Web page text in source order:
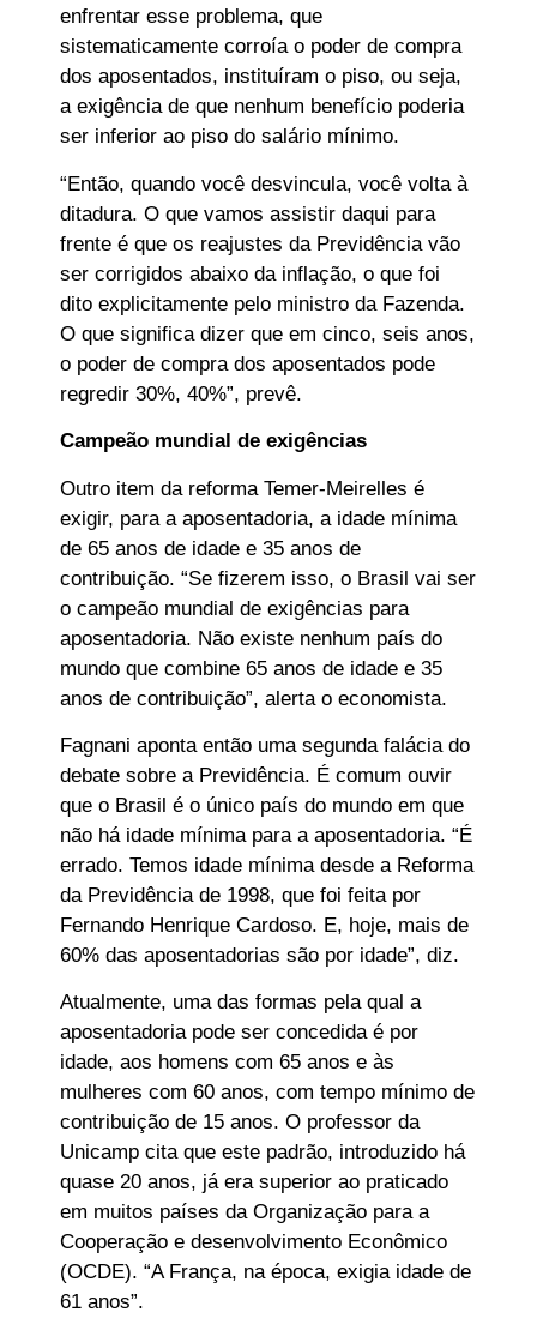
enfrentar esse problema, que
sistematicamente corroía o poder de compra
dos aposentados, instituíram o piso, ou seja,
a exigência de que nenhum benefício poderia
ser inferior ao piso do salário mínimo.
“Então, quando você desvincula, você volta à
ditadura. O que vamos assistir daqui para
frente é que os reajustes da Previdência vão
ser corrigidos abaixo da inflação, o que foi
dito explicitamente pelo ministro da Fazenda.
O que significa dizer que em cinco, seis anos,
o poder de compra dos aposentados pode
regredir 30%, 40%”, prevê.
Campeão mundial de exigências
Outro item da reforma Temer-Meirelles é
exigir, para a aposentadoria, a idade mínima
de 65 anos de idade e 35 anos de
contribuição. “Se fizerem isso, o Brasil vai ser
o campeão mundial de exigências para
aposentadoria. Não existe nenhum país do
mundo que combine 65 anos de idade e 35
anos de contribuição”, alerta o economista.
Fagnani aponta então uma segunda falácia do
debate sobre a Previdência. É comum ouvir
que o Brasil é o único país do mundo em que
não há idade mínima para a aposentadoria. “É
errado. Temos idade mínima desde a Reforma
da Previdência de 1998, que foi feita por
Fernando Henrique Cardoso. E, hoje, mais de
60% das aposentadorias são por idade”, diz.
Atualmente, uma das formas pela qual a
aposentadoria pode ser concedida é por
idade, aos homens com 65 anos e às
mulheres com 60 anos, com tempo mínimo de
contribuição de 15 anos. O professor da
Unicamp cita que este padrão, introduzido há
quase 20 anos, já era superior ao praticado
em muitos países da Organização para a
Cooperação e desenvolvimento Econômico
(OCDE). “A França, na época, exigia idade de
61 anos”.